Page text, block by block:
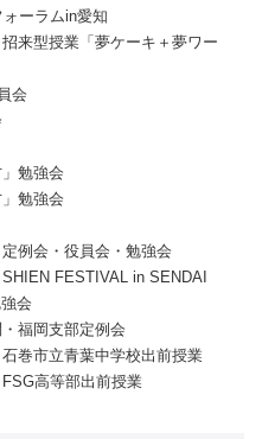
ーラムin愛知
来型授業「夢ケーキ＋夢ワー
会
勉強会
勉強会
例会・役員会・勉強会
FESTIVAL in SENDAI
会
福岡支部定例会
巻市立青葉中学校出前授業
高等部出前授業